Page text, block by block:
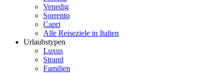
Venedig
Sorrento
Capri
Alle Reiseziele in Italien
Urlaubstypen
Luxus
Strand
Familien